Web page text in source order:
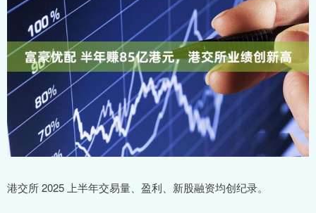
港交所 2025 上半年交易量、盈利、新股融资均创纪录。